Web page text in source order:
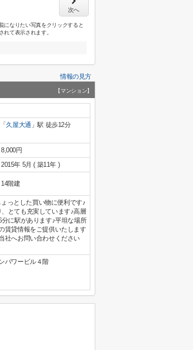
次へ
になりたい写真をクリックすると
れて表示されます。
情報の見方
【マンション】
「 久屋大通 」駅 徒歩12分
8,000円
2015年 5月 ( 築11年 )
14階建
っとした買い物に便利です♪
とても充実しています♪高層
に駅があります♪平坦な場所
賃貸情報をご提供いたします
社へお問い合わせください
パワービル４階